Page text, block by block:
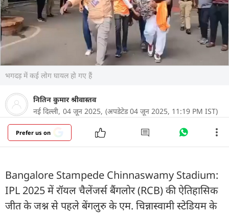
भगदड़ में कई लोग घायल हो गए हैं
नितिन कुमार श्रीवास्तव
नई दिल्ली, 04 जून 2025, (अपडेटेड 04 जून 2025, 11:19 PM IST)
Prefer us on
Bangalore Stampede Chinnaswamy Stadium:
IPL 2025 में रॉयल चैलेंजर्स बैंगलोर (RCB) की ऐतिहासिक
जीत के जश्न से पहले बेंगलुरु के एम. चिन्नास्वामी स्टेडियम के